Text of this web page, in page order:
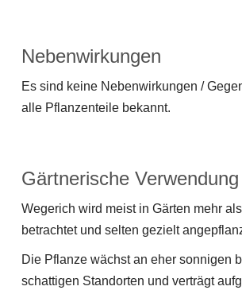
Nebenwirkungen
Es sind keine Nebenwirkungen /
alle Pflanzenteile bekannt.
Gärtnerische Verwendung
Wegerich wird meist in Gärten mehr
betrachtet und selten gezielt
Die Pflanze wächst an eher sonnigen
schattigen Standorten und verträgt